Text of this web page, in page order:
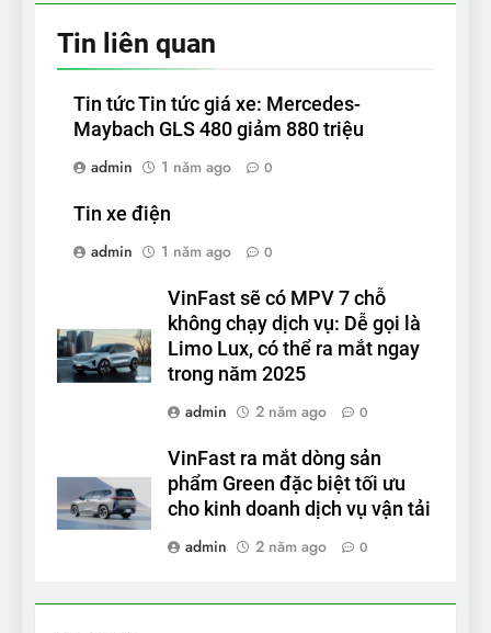
Tin liên quan
Tin tức Tin tức giá xe: Mercedes-
Maybach GLS 480 giảm 880 triệu
admin
1 năm ago 0
Tin xe điện
admin
1 năm ago 0
VinFast sẽ có MPV 7 chỗ
không chạy dịch vụ: Dễ gọi là
Limo Lux, có thể ra mắt ngay
trong năm 2025
admin
2 năm ago 0
VinFast ra mắt dòng sản
phẩm Green đặc biệt tối ưu
cho kinh doanh dịch vụ vận tải
admin
2 năm ago 0